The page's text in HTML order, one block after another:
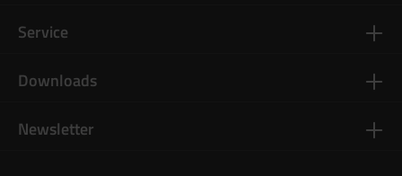
Newsletter
Service
Downloads